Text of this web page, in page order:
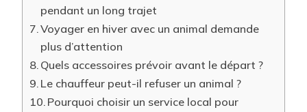
pendant un long trajet
Voyager en hiver avec un animal demande
plus d’attention
Quels accessoires prévoir avant le départ ?
Le chauffeur peut-il refuser un animal ?
Pourquoi choisir un service local pour